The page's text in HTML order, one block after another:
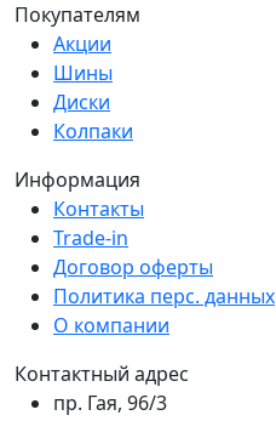
Покупателям
Акции
Шины
Диски
Колпаки
Информация
Контакты
Trade-in
Договор оферты
Политика перс. данных
О компании
Контактный адрес
пр. Гая, 96/3